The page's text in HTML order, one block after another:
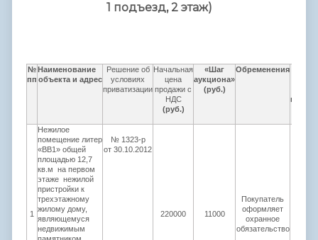
1 подъезд, 2 этаж)
№
пп
Наименование
объекта и адрес
Решение об
условиях
приватизации
Начальная
цена
продажи с
НДС
(руб.)
«Шаг
аукциона»
(руб.)
Обременения
1
Нежилое
помещение литер
«ВВ1» общей
площадью 12,7
кв.м на первом
этаже нежилой
пристройки к
трехэтажному
жилому дому,
являющемуся
недвижимым
№ 1323-р
от 30.10.2012
220000 11000
Покупатель
оформляет
охранное
обязательство